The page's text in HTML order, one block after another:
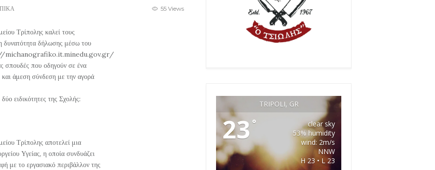
55 Views
Τρίπολης καλεί τους
δυνατότητα δήλωσης μέσω του
michanografiko.it.minedu.gov.gr/
σπουδές που οδηγούν σε ένα
άμεση σύνδεση με την αγορά
ειδικότητες της Σχολής:
Τρίπολης αποτελεί μια
Υγείας, η οποία συνδυάζει
με το εργασιακό περιβάλλον της
TRIPOLI, GR
23 °
clear sky
53% humidity
wind: 2m/s
NNW
H 23 • L 23